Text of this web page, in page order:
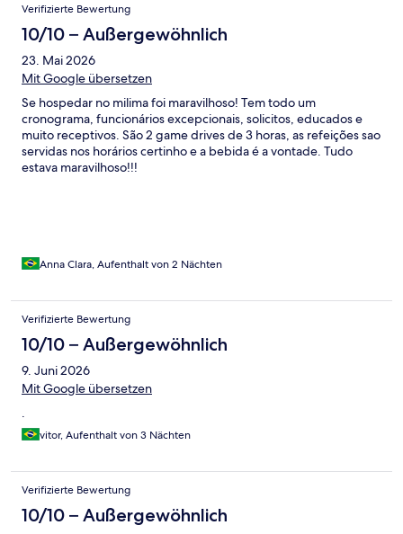
Verifizierte Bewertung
10/10 – Außergewöhnlich
23. Mai 2026
Mit Google übersetzen
Se hospedar no milima foi maravilhoso! Tem todo um
cronograma, funcionários excepcionais, solicitos, educados e
muito receptivos. São 2 game drives de 3 horas, as refeições sao
servidas nos horários certinho e a bebida é a vontade. Tudo
estava maravilhoso!!!
Anna Clara, Aufenthalt von 2 Nächten
Verifizierte Bewertung
10/10 – Außergewöhnlich
9. Juni 2026
Mit Google übersetzen
.
vitor, Aufenthalt von 3 Nächten
Verifizierte Bewertung
10/10 – Außergewöhnlich